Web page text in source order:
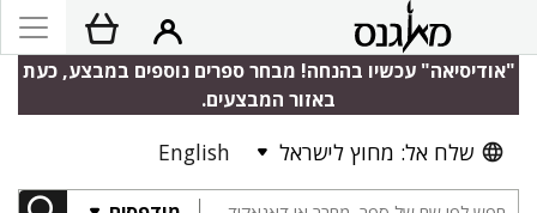
"אודיסיאה" עכשיו בהנחה! מבחר ספרים נוספים במבצע, כעת
באזור המבצעים.
שלח אל: מחוץ לישראל English